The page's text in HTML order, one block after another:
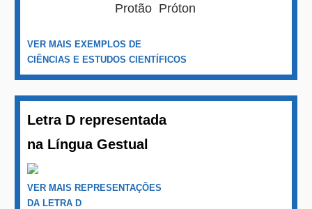
Protão Próton
VER MAIS EXEMPLOS DE
CIÊNCIAS E ESTUDOS CIENTÍFICOS
Letra D representada
na Língua Gestual
VER MAIS REPRESENTAÇÕES
DA LETRA D